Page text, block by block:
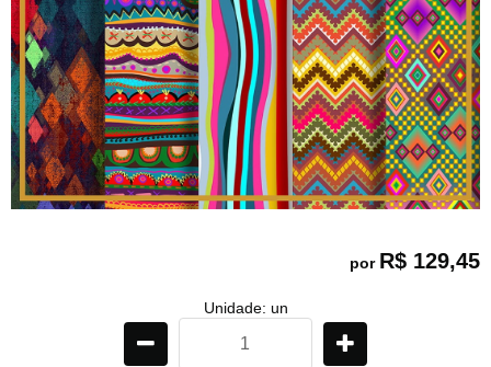
por R$ 129,45
Unidade: un